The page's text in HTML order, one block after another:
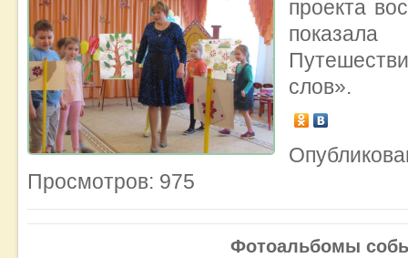
проекта
слов».
Просмотров: 975
Фотоальбомы